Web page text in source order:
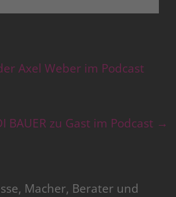
Axel Weber im Podcast
BAUER zu Gast im Podcast →
Macher, Berater und